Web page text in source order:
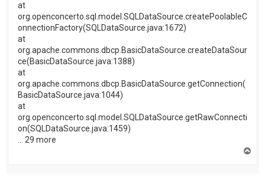
at
org.openconcerto.sql.model.SQLDataSource.createPoolableC
onnectionFactory(SQLDataSource.java:1672)
at
org.apache.commons.dbcp.BasicDataSource.createDataSour
ce(BasicDataSource.java:1388)
at
org.apache.commons.dbcp.BasicDataSource.getConnection(
BasicDataSource.java:1044)
at
org.openconcerto.sql.model.SQLDataSource.getRawConnecti
on(SQLDataSource.java:1459)
... 29 more